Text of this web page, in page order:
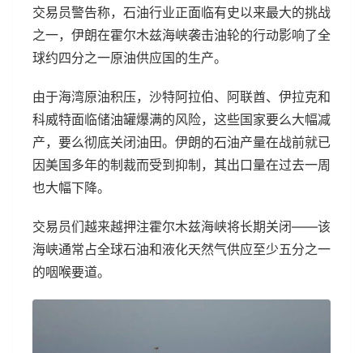
交易员警告称，石油行业正面临有史以来最大的挑战
之一，伊朗在霍尔木兹海峡袭击油轮的行动影响了全
球约四分之一原油供应国的生产。
由于海湾原油积压，沙特阿拉伯、阿联酋、伊拉克和
科威特面临储油罐爆满的风险，这些国家要么大幅减
产，要么彻底关闭油田。伊朗的石油产量在战前就已
因美国多年的制裁而受到抑制，其出口量在过去一周
也大幅下降。
交易员们越来越押注霍尔木兹海峡将长期关闭——该
海峡通常占全球石油和液化天然气供应至少五分之一
的咽喉要道。